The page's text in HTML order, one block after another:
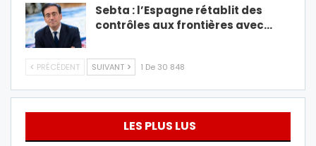
Sebta : l’Espagne rétablit des
contrôles aux frontières avec…
PRÉCÉDENT SUIVANT 1 De 30 848
LES PLUS LUS